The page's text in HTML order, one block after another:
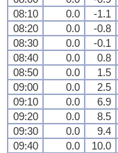
08:10
0.0 -1.1
08:20
0.0 -0.8
08:30
0.0 -0.1
08:40
0.0 0.8
08:50
0.0 1.5
09:00
0.0 2.5
09:10
0.0 6.9
09:20
0.0 8.5
09:30
0.0 9.4
09:40
0.0 10.0